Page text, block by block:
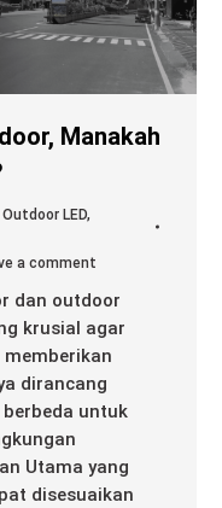
Manakah
Outdoor LED,
a comment
dan outdoor
krusial agar
dirancang
untuk
Utama yang
disesuaikan